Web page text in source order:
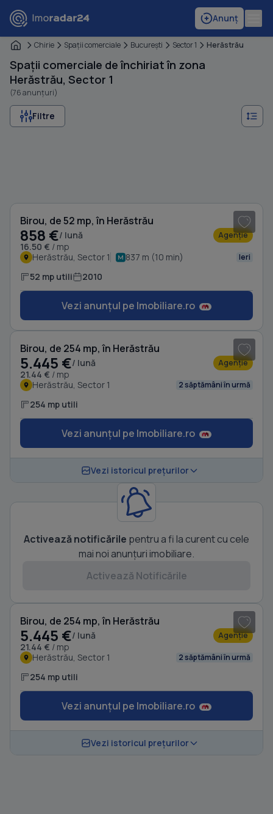
Anunț
Chirie Spaţii comerciale Bucureşti Sector 1 Herăstrău
Spații comerciale de închiriat în zona
Herăstrău, Sector 1
(76 anunțuri)
Filtre
Birou, de 52 mp, în Herăstrău
858 €/ lună
16.50 € / mp
Agenție
Herăstrău, Sector 1 837 m (10 min) Ieri
52 mp utili 2010
Vezi anunțul pe Imobiliare.ro
Birou, de 254 mp, în Herăstrău
5.445 €/ lună
21.44 € / mp
Agenție
Herăstrău, Sector 1 2 săptămâni în urmă
254 mp utili
Vezi anunțul pe Imobiliare.ro
Vezi istoricul prețurilor
Activează notificările pentru a fi la curent cu cele
mai noi anunțuri imobiliare.
Activează Notificările
Birou, de 254 mp, în Herăstrău
5.445 €/ lună
21.44 € / mp
Agenție
Herăstrău, Sector 1 2 săptămâni în urmă
254 mp utili
Vezi anunțul pe Imobiliare.ro
Vezi istoricul prețurilor